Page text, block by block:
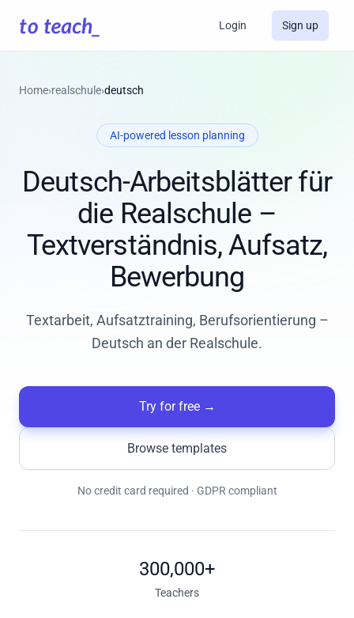
Login Sign up
Home›realschule›deutsch
AI-powered lesson planning
Deutsch-Arbeitsblätter für
die Realschule –
Textverständnis, Aufsatz,
Bewerbung
Textarbeit, Aufsatztraining, Berufsorientierung –
Deutsch an der Realschule.
Try for free→
Browse templates
No credit card required · GDPR compliant
300,000+
Teachers